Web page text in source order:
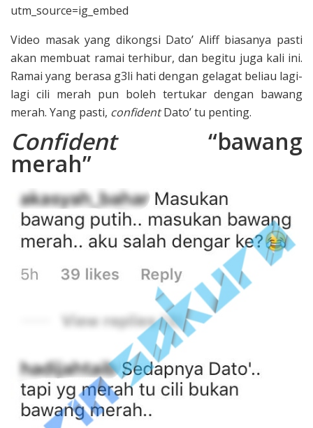
utm_source=ig_embed
Video masak yang dikongsi Dato’ Aliff biasanya pasti
akan membuat ramai terhibur, dan begitu juga kali ini.
Ramai yang berasa g3li hati dengan gelagat beliau lagi-
lagi cili merah pun boleh tertukar dengan bawang
merah. Yang pasti, confidentDato’ tu penting.
Confident“bawang
merah”